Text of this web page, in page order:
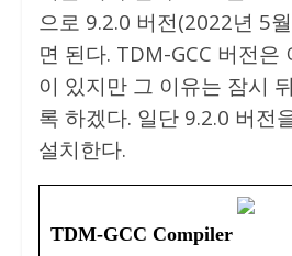
으로 9.2.0 버전(2022년 5
면 된다. TDM-GCC 버전은
이 있지만 그 이유는 잠시
록 하겠다. 일단 9.2.0 버전
설치한다.
TDM-GCC Compiler